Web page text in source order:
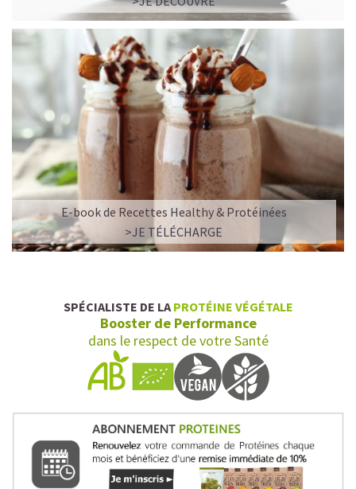
E-book de Recettes Healthy & Protéinées
>JE TÉLÉCHARGE
SPÉCIALISTE DE LA PROTÉINE VÉGÉTALE
Booster de Performance
dans le respect de votre Santé